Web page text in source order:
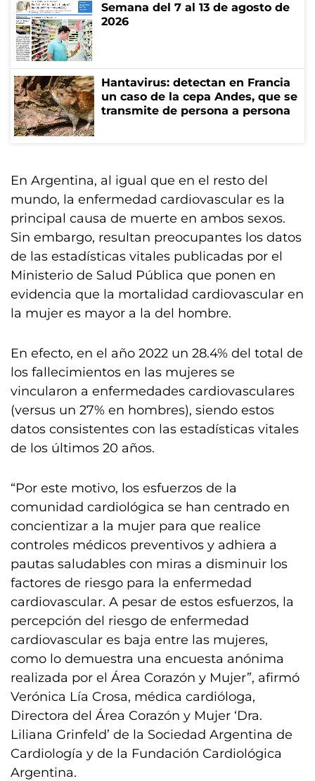
Semana del 7 al 13 de agosto de
2026
Hantavirus: detectan en Francia
un caso de la cepa Andes, que se
transmite de persona a persona
En Argentina, al igual que en el resto del
mundo, la enfermedad cardiovascular es la
principal causa de muerte en ambos sexos.
Sin embargo, resultan preocupantes los datos
de las estadísticas vitales publicadas por el
Ministerio de Salud Pública que ponen en
evidencia que la mortalidad cardiovascular en
la mujer es mayor a la del hombre.
En efecto, en el año 2022 un 28.4% del total de
los fallecimientos en las mujeres se
vincularon a enfermedades cardiovasculares
(versus un 27% en hombres), siendo estos
datos consistentes con las estadísticas vitales
de los últimos 20 años.
“Por este motivo, los esfuerzos de la
comunidad cardiológica se han centrado en
concientizar a la mujer para que realice
controles médicos preventivos y adhiera a
pautas saludables con miras a disminuir los
factores de riesgo para la enfermedad
cardiovascular. A pesar de estos esfuerzos, la
percepción del riesgo de enfermedad
cardiovascular es baja entre las mujeres,
como lo demuestra una encuesta anónima
realizada por el Área Corazón y Mujer”, afirmó
Verónica Lía Crosa, médica cardióloga,
Directora del Área Corazón y Mujer ‘Dra.
Liliana Grinfeld’ de la Sociedad Argentina de
Cardiología y de la Fundación Cardiológica
Argentina.